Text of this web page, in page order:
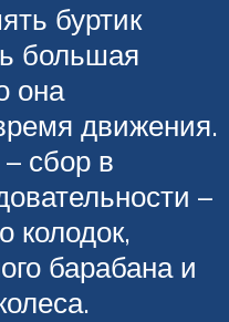
буртик
большая
она
движения.
сбор в
–
колодок,
барабана и